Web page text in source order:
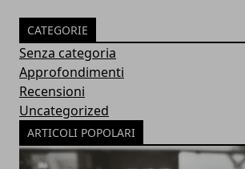
CATEGORIE
Senza categoria
Approfondimenti
Recensioni
Uncategorized
ARTICOLI POPOLARI